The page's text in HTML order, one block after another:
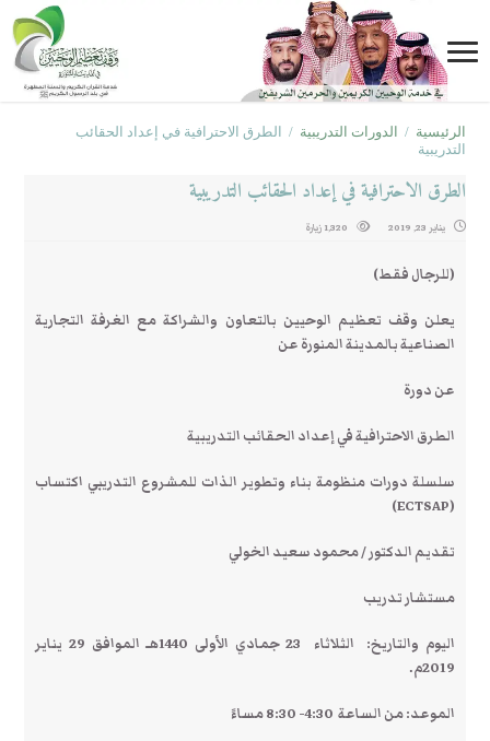
الرئيسية / الدورات التدريبية / الطرق الاحترافية في إعداد الحقائب
التدريبية
الطرق الاحترافية في إعداد الحقائب التدريبية
يناير 23, 2019 1,320 زيارة
(للرجال فقط)
يعلن وقف تعظيم الوحيين بالتعاون والشراكة مع الغرفة التجارية
الصناعية بالمدينة المنورة عن
عن دورة
الطرق الاحترافية في إعداد الحقائب التدريبية
سلسلة دورات منظومة بناء وتطوير الذات للمشروع التدريبي اكتساب
(ECTSAP)
تقديم الدكتور / محمود سعيد الخولي
مستشار تدريب
اليوم والتاريخ:
الثلاثاء 23 جمادي الأولى 1440هـ الموافق 29 يناير
2019م.
الموعد:من الساعة 4:30- 8:30 مساءً